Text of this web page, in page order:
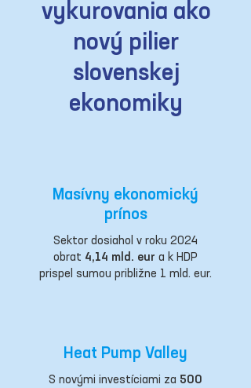
vykurovania ako
nový pilier
slovenskej
ekonomiky
Masívny ekonomický
prínos
Sektor dosiahol v roku 2024
obrat 4,14 mld. eur a k HDP
prispel sumou približne 1 mld. eur.
Heat Pump Valley
S novými investíciami za 500